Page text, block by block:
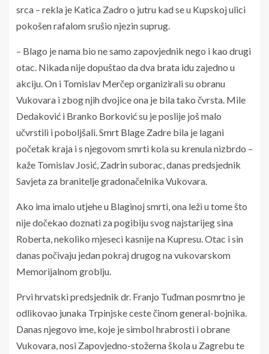
srca – rekla je Katica Zadro o jutru kad se u Kupskoj ulici
pokošen rafalom srušio njezin suprug.
– Blago je nama bio ne samo zapovjednik nego i kao drugi
otac. Nikada nije dopuštao da dva brata idu zajedno u
akciju. On i Tomislav Merčep organizirali su obranu
Vukovara i zbog njih dvojice ona je bila tako čvrsta. Mile
Dedaković i Branko Borković su je poslije još malo
učvrstili i poboljšali. Smrt Blage Zadre bila je lagani
početak kraja i s njegovom smrti kola su krenula nizbrdo –
kaže Tomislav Josić, Zadrin suborac, danas predsjednik
Savjeta za branitelje gradonačelnika Vukovara.
Ako ima imalo utjehe u Blaginoj smrti, ona leži u tome što
nije dočekao doznati za pogibiju svog najstarijeg sina
Roberta, nekoliko mjeseci kasnije na Kupresu. Otac i sin
danas počivaju jedan pokraj drugog na vukovarskom
Memorijalnom groblju.
Prvi hrvatski predsjednik dr. Franjo Tuđman posmrtno je
odlikovao junaka Trpinjske ceste činom general-bojnika.
Danas njegovo ime, koje je simbol hrabrosti i obrane
Vukovara, nosi Zapovjedno-stožerna škola u Zagrebu te